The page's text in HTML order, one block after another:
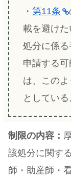
・ 第11条
載を避け
処分に係
申請する
は、この
としている
制限の内容：
該処分に関す
師・助産師・